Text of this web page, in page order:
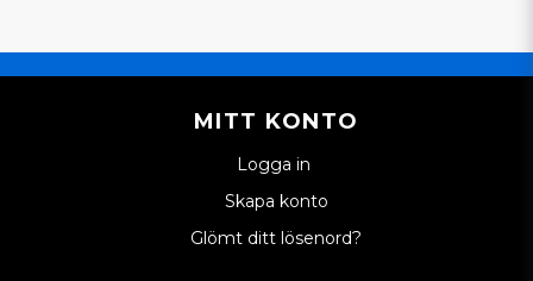
MITT KONTO
Logga in
Skapa konto
Glömt ditt lösenord?